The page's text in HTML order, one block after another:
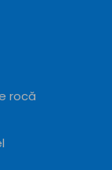
rocă